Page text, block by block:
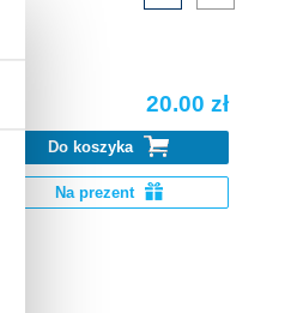
20.00 zł
Do koszyka
Na prezent